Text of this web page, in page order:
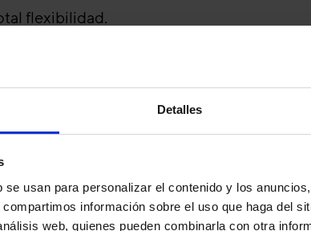
Detalles
usan para personalizar el contenido y los
información sobre el uso que haga del
web, quienes pueden combinarla con otra
flexibilidad.
desde el primer día.
tus necesidades con un simple
vigilancia 24/7, control de acceso
es el coste total, sin sorpresas